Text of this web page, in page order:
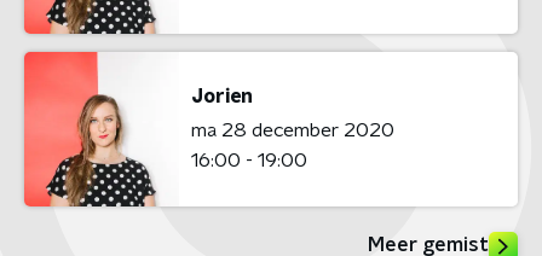
Jorien
ma 28 december 2020
16:00 - 19:00
Meer gemist